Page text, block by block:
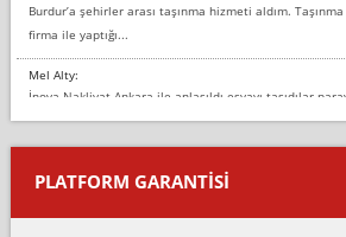
Burdur’a şehirler arası taşınma hizmeti aldım.
firma ile yaptığı...
Mel Alty:
İnova Nakliyat Ankara ile anlaşıldı eşyayı taşıdılar
Salon duvarına bir baktım birisi boydan alüminyum
yapıştırm...
Murat:
PLATFORM GARANTİSİ